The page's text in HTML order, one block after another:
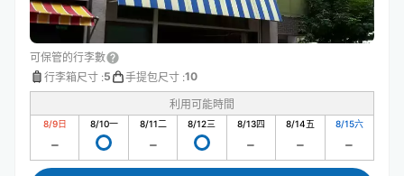
可保管的行李數
行李箱尺寸 :5 手提包尺寸 :10
利用可能時間
8/9日 8/10一 8/11二 8/12三 8/13四 8/14五 8/15六